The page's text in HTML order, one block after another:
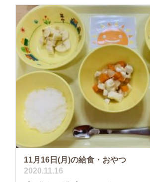
11月16日(月)の給食・おやつ
2020.11.16